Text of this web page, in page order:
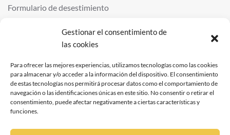
Gestionar el consentimiento de
las cookies
Para ofrecer las mejores experiencias, utilizamos tecnologías como las cookies
para almacenar y/o acceder a la información del dispositivo. El consentimiento
de estas tecnologías nos permitirá procesar datos como el comportamiento de
navegación o las identificaciones únicas en este sitio. No consentir o retirar el
consentimiento, puede afectar negativamente a ciertas características y
funciones.
Formulario de desestimiento
QUIMINOR SL. ALL RIGHTS RESERVED.